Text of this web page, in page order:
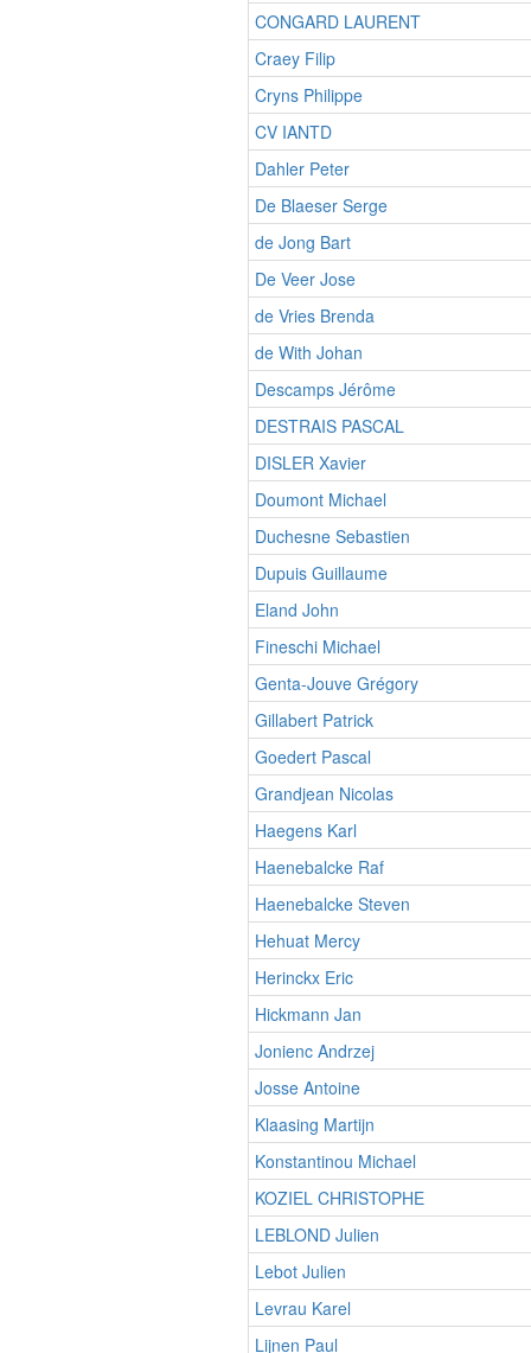
CONGARD LAURENT
Craey Filip
Cryns Philippe
CV IANTD
Dahler Peter
De Blaeser Serge
de Jong Bart
De Veer Jose
de Vries Brenda
de With Johan
Descamps Jérôme
DESTRAIS PASCAL
DISLER Xavier
Doumont Michael
Duchesne Sebastien
Dupuis Guillaume
Eland John
Fineschi Michael
Genta-Jouve Grégory
Gillabert Patrick
Goedert Pascal
Grandjean Nicolas
Haegens Karl
Haenebalcke Raf
Haenebalcke Steven
Hehuat Mercy
Herinckx Eric
Hickmann Jan
Jonienc Andrzej
Josse Antoine
Klaasing Martijn
Konstantinou Michael
KOZIEL CHRISTOPHE
LEBLOND Julien
Lebot Julien
Levrau Karel
Lijnen Paul